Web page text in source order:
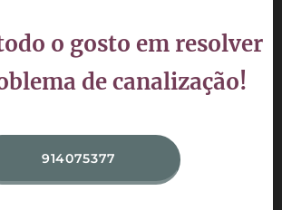
o gosto em resolver
de canalização!
914075377